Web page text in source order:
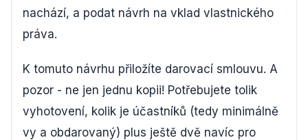
nachází, a podat návrh na vklad vlastnického
práva.
K tomuto návrhu přiložíte darovací smlouvu. A
pozor - ne jen jednu kopii! Potřebujete tolik
vyhotovení, kolik je účastníků (tedy minimálně
vy a obdarovaný) plus ještě dvě navíc pro